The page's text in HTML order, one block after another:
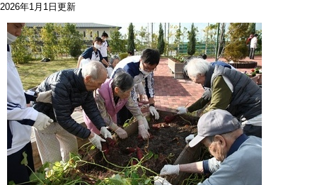
2026年1月1日更新